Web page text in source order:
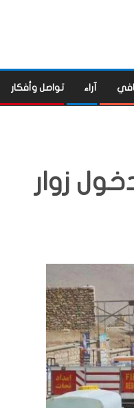
آراء تواصل وأفكار
زوار